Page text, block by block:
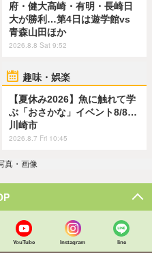
府・健大高崎・有明・長崎日
大が勝利…第4日は遊学館vs
青森山田ほか
2026.8.8 Sat 9:52
趣味・娯楽
【夏休み2026】魚に触れて学
ぶ「おさかな」イベント8/8…
川崎市
2026.8.7 Fri 10:45
真・画像
YouTube Instagram line